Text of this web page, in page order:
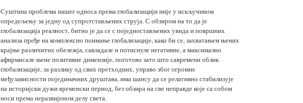
Суштина проблема нашег односа према глобализацији није у искључивом
опредељењу за једну од супротстављених струја. С обзиром на то да је
глобализација реалност, битно је да се с поједностављених увида и површних
анализа пређе на комплексно поимање глобализације, како би се, захватањем њених
крајње различитих обележја, савладале и потиснуле негативне, а максимално
афирмисале њене позитивне димензије, поготово зато што савремени облик
глобализације, за разлику од свих претходних, управо због огромне
међузависности појединачних друштава, има шансу да се релативно стабилизује
на историјски дужи временски период, без обзира на све неправде које са собом
носи према неразвијеном делу света.